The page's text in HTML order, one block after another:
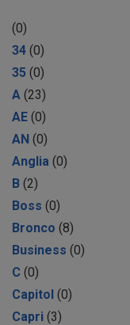
(0)
34 (0)
35 (0)
A (23)
AE (0)
AN (0)
Anglia (0)
B (2)
Boss (0)
Bronco (8)
Business (0)
C (0)
Capitol (0)
Capri (3)